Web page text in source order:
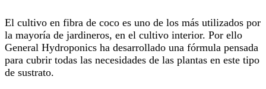
El cultivo en fibra de coco es uno de los más utilizados por
la mayoría de jardineros, en el cultivo interior. Por ello
General Hydroponics ha desarrollado una fórmula pensada
para cubrir todas las necesidades de las plantas en este tipo
de sustrato.